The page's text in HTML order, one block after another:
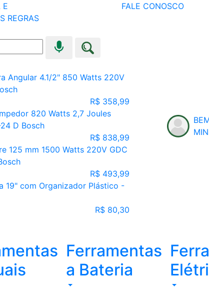
E
REGRAS
FALE CONOSCO
Angular 4.1/2" 850 Watts 220V
R$ 358,99
820 Watts 2,7 Joules
D Bosch
R$ 838,99
125 mm 1500 Watts 220V GDC
R$ 493,99
19" com Organizador Plástico -
R$ 80,30
Ferramentas
a Bateria